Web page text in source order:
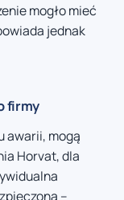
mogło mieć
jednak
firmy
awarii, mogą
Horvat, dla
–